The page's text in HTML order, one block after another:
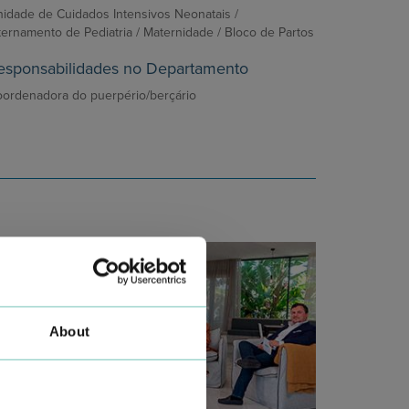
About
de Cuidados Intensivos Neonatais /
de Pediatria / Maternidade / Bloco de Partos
no Departamento
do puerpério/berçário